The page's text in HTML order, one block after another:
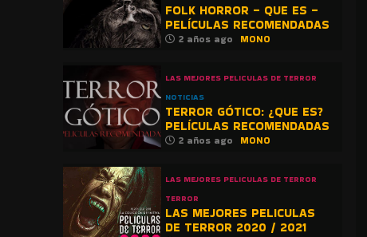
FOLK HORROR – QUE ES –
PELÍCULAS RECOMENDADAS
2 años ago MONO
LAS MEJORES PELICULAS DE TERROR
NOTICIAS
TERROR GÓTICO: ¿QUE ES?
PELÍCULAS RECOMENDADAS
2 años ago MONO
LAS MEJORES PELICULAS DE TERROR
TERROR
LAS MEJORES PELICULAS
DE TERROR 2020 / 2021